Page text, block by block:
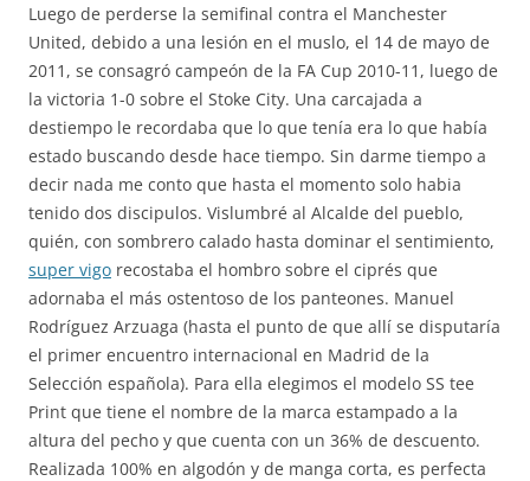
Luego de perderse la semifinal contra el Manchester
United, debido a una lesión en el muslo, el 14 de mayo de
2011, se consagró campeón de la FA Cup 2010-11, luego de
la victoria 1-0 sobre el Stoke City. Una carcajada a
destiempo le recordaba que lo que tenía era lo que había
estado buscando desde hace tiempo. Sin darme tiempo a
decir nada me conto que hasta el momento solo habia
tenido dos discipulos. Vislumbré al Alcalde del pueblo,
quién, con sombrero calado hasta dominar el sentimiento,
super vigo recostaba el hombro sobre el ciprés que
adornaba el más ostentoso de los panteones. Manuel
Rodríguez Arzuaga (hasta el punto de que allí se disputaría
el primer encuentro internacional en Madrid de la
Selección española). Para ella elegimos el modelo SS tee
Print que tiene el nombre de la marca estampado a la
altura del pecho y que cuenta con un 36% de descuento.
Realizada 100% en algodón y de manga corta, es perfecta